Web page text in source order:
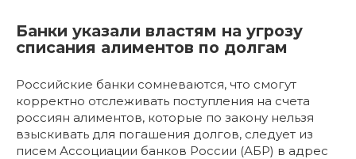
Банки указали властям на угрозу
списания алиментов по долгам
Российские банки сомневаются, что смогут
корректно отслеживать поступления на счета
россиян алиментов, которые по закону нельзя
взыскивать для погашения долгов, следует из
писем Ассоциации банков России (АБР) в адрес